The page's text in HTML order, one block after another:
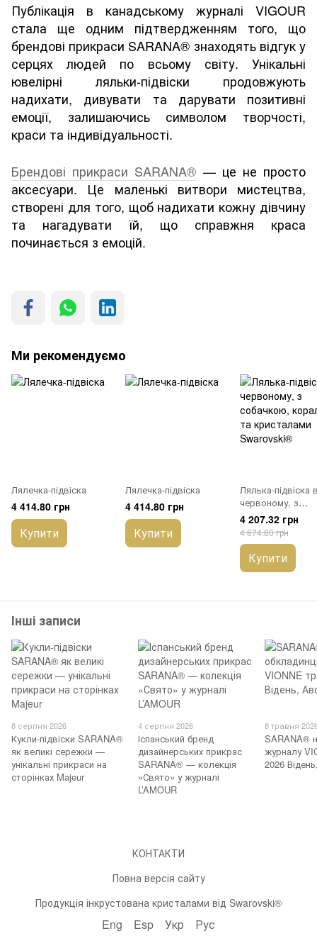
Публікація в канадському журналі VIGOUR
стала ще одним підтвердженням того, що
брендові прикраси SARANA® знаходять відгук у
серцях людей по всьому світу. Унікальні
ювелірні ляльки-підвіски продовжують
надихати, дивувати та дарувати позитивні
емоції, залишаючись символом творчості,
краси та індивідуальності.
Брендові прикраси SARANA® — це не просто
аксесуари. Це маленькі витвори мистецтва,
створені для того, щоб надихати кожну дівчину
та нагадувати їй, що справжня краса
починається з емоцій.
Ми рекомендуємо
Лялечка-підвіска
4 414.80 грн
Купити
Лялечка-підвіска
4 414.80 грн
Купити
Лялька-підвіска
червоному, з
собачкою,
та кристалами
Swarovski®
4 207.32 грн
4 674.80 грн
Купити
Інші записи
8 серпня 2026
Кукли-підвіски SARANA®
як великі сережки —
унікальні прикраси на
сторінках Majeur
4 серпня 2026
Іспанський бренд
дизайнерських прикрас
SARANA® — колекція
«Свято» у журналі
L’AMOUR
8 травня
SARANA®
журналу
2026
КОНТАКТИ
Повна версія сайту
Продукція інкрустована кристалами від Swarovski®
Eng Esp Укр Рус